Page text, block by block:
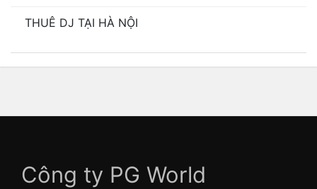
THUÊ DJ TẠI HÀ NỘI
Công ty PG World